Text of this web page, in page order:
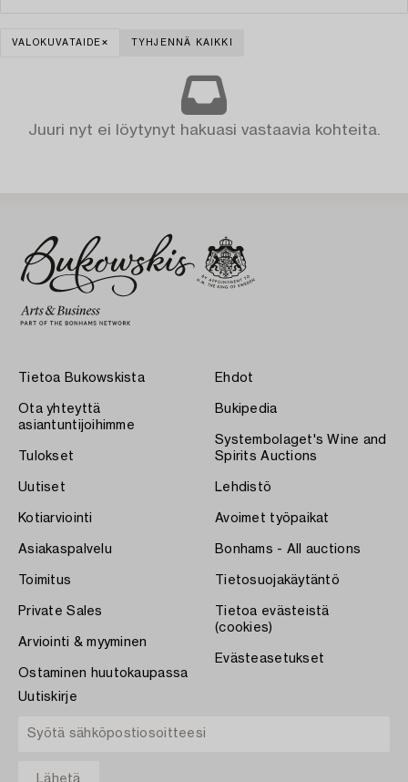
VALOKUVATAIDE TYHJENNÄ KAIKKI
Juuri nyt ei löytynyt hakuasi vastaavia kohteita.
Tietoa Bukowskista
Ota yhteyttä
asiantuntijoihimme
Tulokset
Uutiset
Kotiarviointi
Asiakaspalvelu
Toimitus
Private Sales
Arviointi & myyminen
Ostaminen huutokaupassa
Ehdot
Bukipedia
Systembolaget's Wine and
Spirits Auctions
Lehdistö
Avoimet työpaikat
Bonhams - All auctions
Tietosuojakäytäntö
Tietoa evästeistä
(cookies)
Evästeasetukset
Uutiskirje